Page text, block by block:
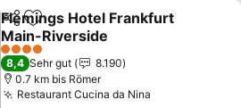
TeilenZu Favoriten hinzufügen
Flemings Hotel Frankfurt
Main-Riverside
Preise sehen
4 Sterne
8,4 Sehr gut
8.190
0.7 km bis Römer
Restaurant Cucina da Nina